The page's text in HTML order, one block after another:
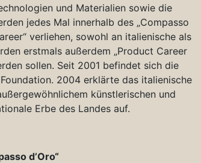
und Materialien sowie die
jedes Mal innerhalb des „Compasso
verliehen, sowohl an italienische als
erstmals außerdem „Product Career
sollen. Seit 2001 befindet sich die
2004 erklärte das italienische
künstlerischen und
Erbe des Landes auf.
d’Oro“